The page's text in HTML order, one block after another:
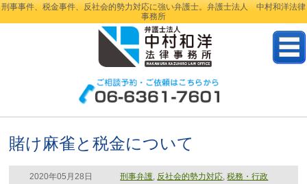
刑事事件、税金事件、反社会的勢力対応に強い弁護士。弁護士法人 中村和洋法律
事務所
賭け麻雀と税金について
2020年05月28日 刑事弁護, 反社会的勢力対応,税務・行政